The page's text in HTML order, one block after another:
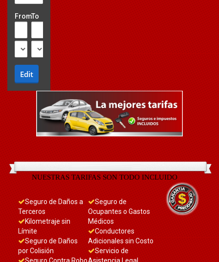
FromTo
Edit
NUESTRAS TARIFAS SON TODO INCLUIDO
Seguro de Daños a
Terceros
Kilometraje sin
Límite
Seguro de Daños
por Colisión
Seguro de
Ocupantes o Gastos
Médicos
Conductores
Adicionales sin Costo
Servicio de